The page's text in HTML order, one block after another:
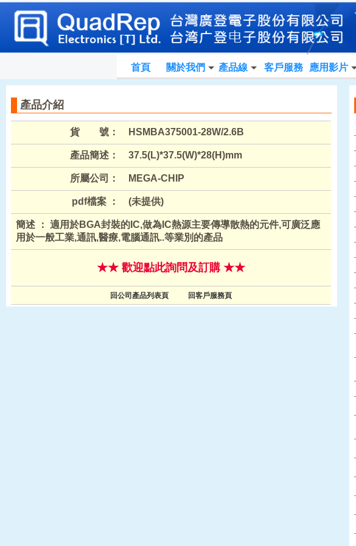
首頁 關於我們 產品線 客戶服務 應用影片
產品介紹
貨 號： HSMBA375001-28W/2.6B
產品簡述： 37.5(L)*37.5(W)*28(H)mm
所屬公司： MEGA-CHIP
pdf檔案 ： (未提供)
簡述 ： 適用於BGA封裝的IC,做為IC熱源主要傳導散熱的元件,可廣泛應
用於一般工業,通訊,醫療,電腦通訊..等業別的產品
★★ 歡迎點此詢問及訂購 ★★
回公司產品列表頁 回客戶服務頁